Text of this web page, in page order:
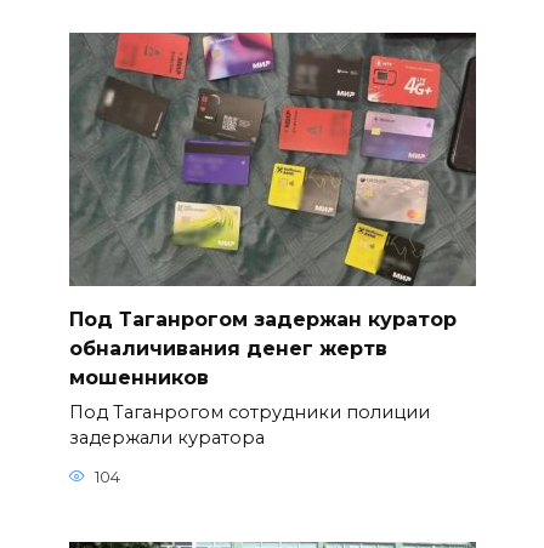
Под Таганрогом задержан куратор
обналичивания денег жертв
мошенников
Под Таганрогом сотрудники полиции
задержали куратора
104